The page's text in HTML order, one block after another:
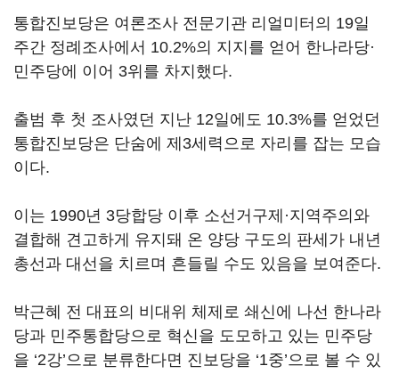
통합진보당은 여론조사 전문기관 리얼미터의 19일
주간 정례조사에서 10.2%의 지지를 얻어 한나라당·
민주당에 이어 3위를 차지했다.
출범 후 첫 조사였던 지난 12일에도 10.3%를 얻었던
통합진보당은 단숨에 제3세력으로 자리를 잡는 모습
이다.
이는 1990년 3당합당 이후 소선거구제·지역주의와
결합해 견고하게 유지돼 온 양당 구도의 판세가 내년
총선과 대선을 치르며 흔들릴 수도 있음을 보여준다.
박근혜 전 대표의 비대위 체제로 쇄신에 나선 한나라
당과 민주통합당으로 혁신을 도모하고 있는 민주당
을 ‘2강’으로 분류한다면 진보당을 ‘1중’으로 볼 수 있